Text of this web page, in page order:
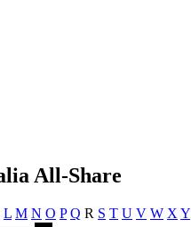
All-Share
L M N O P Q R S T U V W X Y